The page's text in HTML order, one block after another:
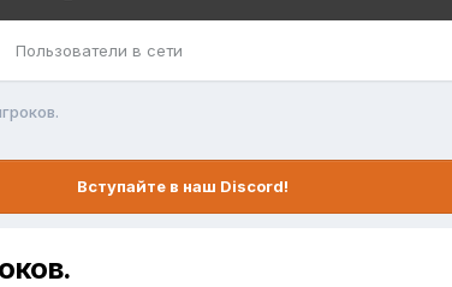
Пользователи в сети
Вступайте в наш Discord!